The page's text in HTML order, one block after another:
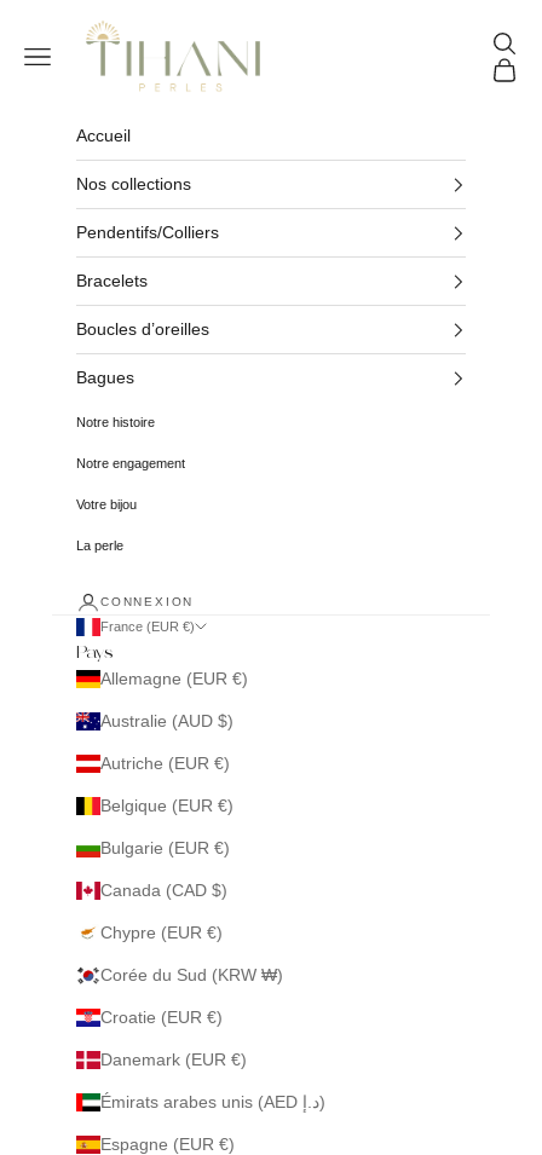
Tihani Perles
Menu
Panier
Accueil
Nos collections
Pendentifs/Colliers
Bracelets
Boucles d’oreilles
Bagues
Notre histoire
Notre engagement
Votre bijou
La perle
CONNEXION
France (EUR €)
Pays
Allemagne (EUR €)
Australie (AUD $)
Autriche (EUR €)
Belgique (EUR €)
Bulgarie (EUR €)
Canada (CAD $)
Chypre (EUR €)
Corée du Sud (KRW ₩)
Croatie (EUR €)
Danemark (EUR €)
Émirats arabes unis (AED د.إ)
Espagne (EUR €)